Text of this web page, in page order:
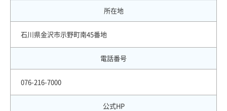
所在地
石川県金沢市示野町南45番地
電話番号
076-216-7000
公式HP